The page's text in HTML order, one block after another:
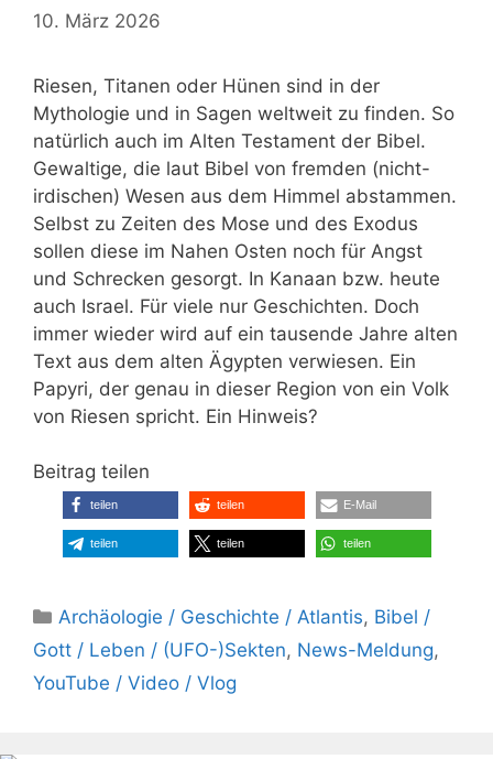
10. März 2026
Riesen, Titanen oder Hünen sind in der
Mythologie und in Sagen weltweit zu finden. So
natürlich auch im Alten Testament der Bibel.
Gewaltige, die laut Bibel von fremden (nicht-
irdischen) Wesen aus dem Himmel abstammen.
Selbst zu Zeiten des Mose und des Exodus
sollen diese im Nahen Osten noch für Angst
und Schrecken gesorgt. In Kanaan bzw. heute
auch Israel. Für viele nur Geschichten. Doch
immer wieder wird auf ein tausende Jahre alten
Text aus dem alten Ägypten verwiesen. Ein
Papyri, der genau in dieser Region von ein Volk
von Riesen spricht. Ein Hinweis?
Beitrag teilen
teilen teilen E-Mail
teilen teilen teilen
Kategorien
Archäologie / Geschichte / Atlantis, Bibel /
Gott / Leben / (UFO-)Sekten, News-Meldung,
YouTube / Video / Vlog